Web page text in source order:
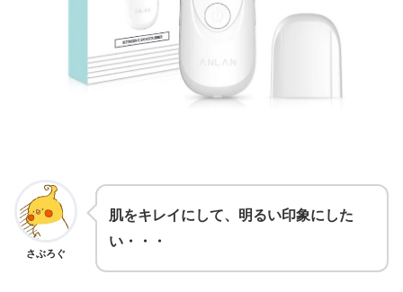
さぶろぐ
肌をキレイにして、明るい印象にした
い・・・